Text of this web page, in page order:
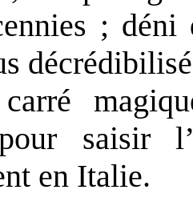
;
saisir
en Italie.